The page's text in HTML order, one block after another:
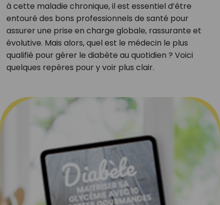
à cette maladie chronique, il est essentiel d’être
entouré des bons professionnels de santé pour
assurer une prise en charge globale, rassurante et
évolutive. Mais alors, quel est le médecin le plus
qualifié pour gérer le diabète au quotidien ? Voici
quelques repères pour y voir plus clair.